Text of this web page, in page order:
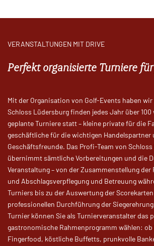
VERANSTALTUNGEN MIT DRIVE
Perfekt organisierte Turniere
Mit der Organisation von Golf-Events haben
Schloss Lüdersburg finden jedes Jahr über 100
geplante Turniere statt – kleine private für die
geschäftliche für die wichtigen Handelspartner
Geschäftsfreunde. Das Profi-Team von
übernimmt sämtliche Vorbereitungen und die
Veranstaltung – von der Zusammenstellung
und Abschlagsverpflegung und Betreuung
Turniers bis zu der Auswertung der
professionellen Durchführung der
Turnier können Sie als Turnierveranstalter das
gastronomische Rahmenprogramm wählen:
Fingerfood, köstliche Buffetts, prunkvolle